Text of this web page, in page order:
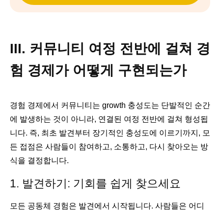
III. 커뮤니티 여정 전반에 걸쳐 경
험 경제가 어떻게 구현되는가
경험 경제에서 커뮤니티는 growth 충성도는 단발적인 순간
에 발생하는 것이 아니라, 연결된 여정 전반에 걸쳐 형성됩
니다. 즉, 최초 발견부터 장기적인 충성도에 이르기까지, 모
든 접점은 사람들이 참여하고, 소통하고, 다시 찾아오는 방
식을 결정합니다.
1. 발견하기: 기회를 쉽게 찾으세요
모든 공동체 경험은 발견에서 시작됩니다. 사람들은 어디